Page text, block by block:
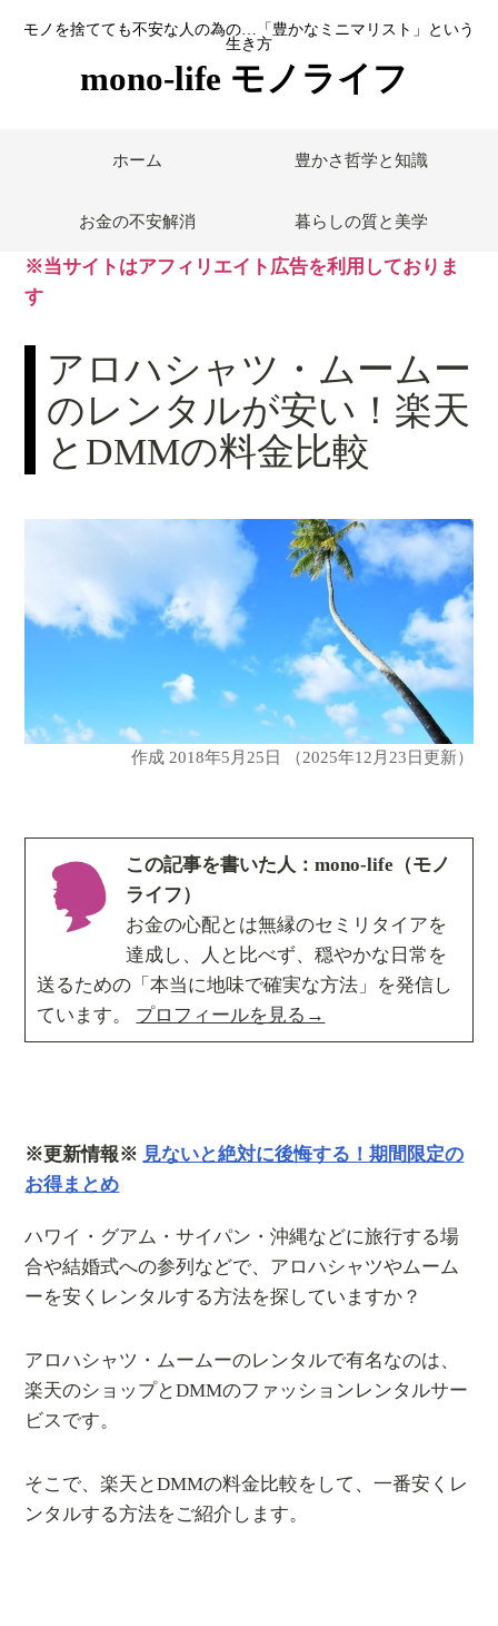
モノを捨てても不安な人の為の…「豊かなミニマリスト」という
生き方
mono-life モノライフ
ホーム 豊かさ哲学と知識
お金の不安解消 暮らしの質と美学
※当サイトはアフィリエイト広告を利用しておりま
す
アロハシャツ・ムームー
のレンタルが安い！楽天
とDMMの料金比較
作成2018年5月25日 （2025年12月23日更新）
この記事を書いた人：mono-life（モノ
ライフ）
お金の心配とは無縁のセミリタイアを
達成し、人と比べず、穏やかな日常を
送るための「本当に地味で確実な方法」を発信し
ています。 プロフィールを見る→
※更新情報※ 見ないと絶対に後悔する！期間限定の
お得まとめ
ハワイ・グアム・サイパン・沖縄などに旅行する場
合や結婚式への参列などで、アロハシャツやムーム
ーを安くレンタルする方法を探していますか？
アロハシャツ・ムームーのレンタルで有名なのは、
楽天のショップとDMMのファッションレンタルサー
ビスです。
そこで、楽天とDMMの料金比較をして、一番安くレ
ンタルする方法をご紹介します。